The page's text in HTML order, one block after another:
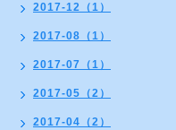
2017-12（1）
2017-08（1）
2017-07（1）
2017-05（2）
2017-04（2）